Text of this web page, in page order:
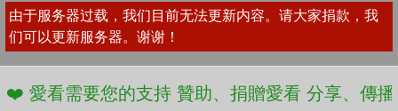
由于服务器过载，我们目前无法更新内容。请大家捐款，我
们可以更新服务器。谢谢！
需要您的支持 贊助、捐贈愛看 分享、傳播愛